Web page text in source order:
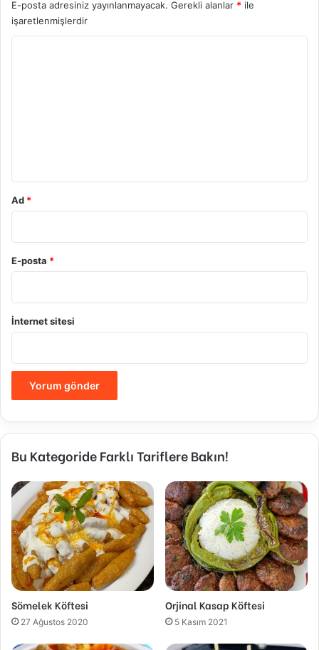
E-posta adresiniz yayınlanmayacak. Gerekli alanlar * ile
işaretlenmişlerdir
Ad *
E-posta *
İnternet sitesi
Bu Kategoride Farklı Tariflere Bakın!
Sömelek Köftesi
27 Ağustos 2020
Orjinal Kasap Köftesi
5 Kasım 2021